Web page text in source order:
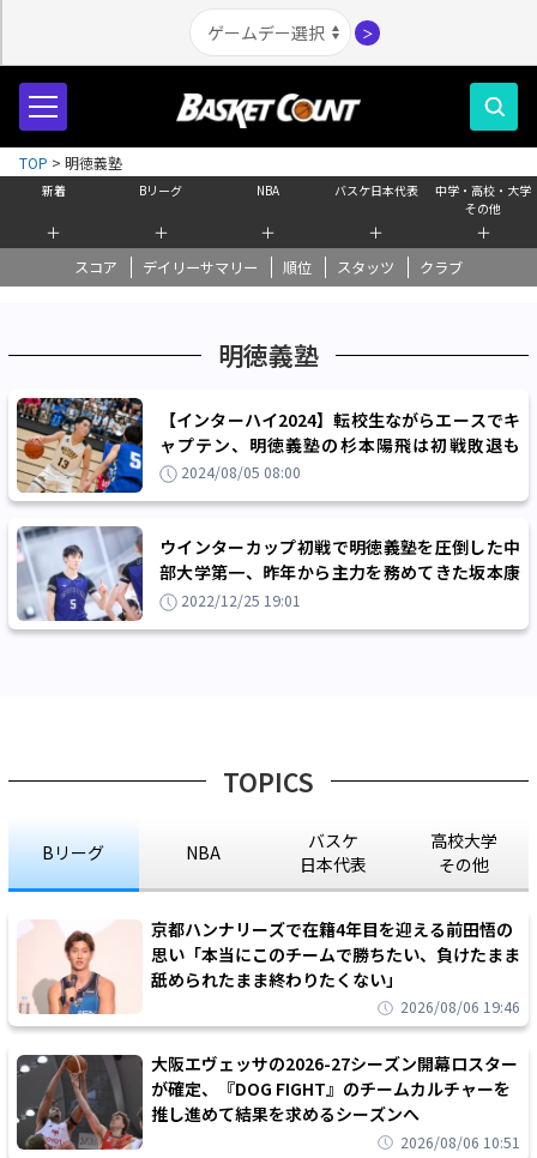
＞
新着
＋
Bリーグ
＋
NBA
＋
バスケ日本代表
＋
中学・高校・大学
その他
＋
スコア デイリーサマリー 順位 スタッツ クラブ
TOP > 明徳義塾
明徳義塾
【インターハイ2024】転校生ながらエースでキ
ャプテン、明徳義塾の杉本陽飛は初戦敗退も
「ウインターカップでベスト8、日本一を」
2024/08/05 08:00
ウインターカップ初戦で明徳義塾を圧倒した中
部大学第一、昨年から主力を務めてきた坂本康
成「先輩の分も頑張らないといけない」
2022/12/25 19:01
TOPICS
Bリーグ NBA
バスケ
日本代表
高校大学
その他
京都ハンナリーズで在籍4年目を迎える前田悟の
思い「本当にこのチームで勝ちたい、負けたまま
舐められたまま終わりたくない」
2026/08/06 19:46
大阪エヴェッサの2026-27シーズン開幕ロスター
が確定、『DOG FIGHT』のチームカルチャーを
推し進めて結果を求めるシーズンへ
2026/08/06 10:51